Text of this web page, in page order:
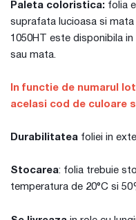
Paleta coloristica: folia
suprafata lucioasa si mata
1050HT este disponibila
sau mata.
In functie de numarul
acelasi cod de culoare
Durabilitatea foliei in
Stocarea: folia trebuie
temperatura de 20°C si